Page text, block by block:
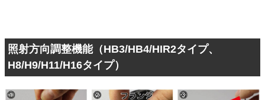
照射方向調整機能（HB3/HB4/HIR2タイプ、
H8/H9/H11/H16タイプ）